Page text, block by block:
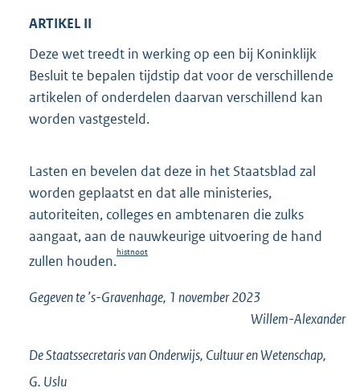
ARTIKEL II
Deze wet treedt in werking op een bij Koninklijk
Besluit te bepalen tijdstip dat voor de verschillende
artikelen of onderdelen daarvan verschillend kan
worden vastgesteld.
Lasten en bevelen dat deze in het Staatsblad zal
worden geplaatst en dat alle ministeries,
autoriteiten, colleges en ambtenaren die zulks
aangaat, aan de nauwkeurige uitvoering de hand
zullen houden.
histnoot
Gegeven te ’s-Gravenhage, 1 november 2023
Willem-Alexander
De Staatssecretaris van Onderwijs, Cultuur en Wetenschap,
G. Uslu